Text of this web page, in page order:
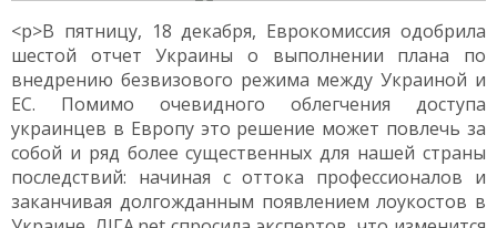
<p>В пятницу, 18 декабря, Еврокомиссия одобрила
шестой отчет Украины о выполнении плана по
внедрению безвизового режима между Украиной и
ЕС. Помимо очевидного облегчения доступа
украинцев в Европу это решение может повлечь за
собой и ряд более существенных для нашей страны
последствий: начиная с оттока профессионалов и
заканчивая долгожданным появлением лоукостов в